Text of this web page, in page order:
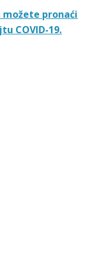
pronaći
COVID-19.